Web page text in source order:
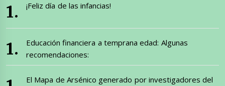
¡Feliz día de las infancias!
Educación financiera a temprana edad: Algunas
recomendaciones:
El Mapa de Arsénico generado por investigadores del